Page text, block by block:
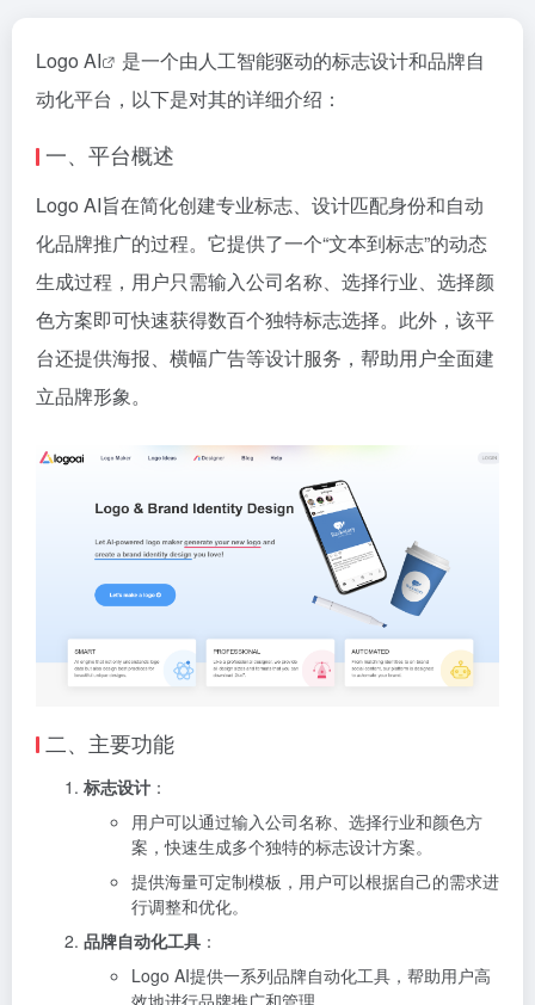
Logo AI
是一个由人工智能驱动的标志设计和品牌自
动化平台，以下是对其的详细介绍：
一、平台概述
Logo AI旨在简化创建专业标志、设计匹配身份和自动
化品牌推广的过程。它提供了一个“文本到标志”的动态
生成过程，用户只需输入公司名称、选择行业、选择颜
色方案即可快速获得数百个独特标志选择。此外，该平
台还提供海报、横幅广告等设计服务，帮助用户全面建
立品牌形象。
二、主要功能
标志设计 ：
用户可以通过输入公司名称、选择行业和颜色方
案，快速生成多个独特的标志设计方案。
提供海量可定制模板，用户可以根据自己的需求进
行调整和优化。
品牌自动化工具 ：
Logo AI提供一系列品牌自动化工具，帮助用户高
效地进行品牌推广和管理。